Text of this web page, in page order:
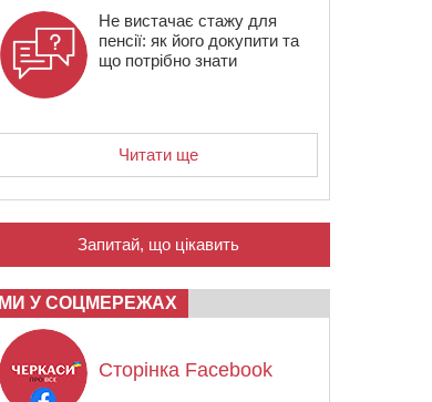
Не вистачає стажу для
пенсії: як його докупити та
що потрібно знати
Читати ще
Запитай, що цікавить
МИ У СОЦМЕРЕЖАХ
Сторінка Facebook